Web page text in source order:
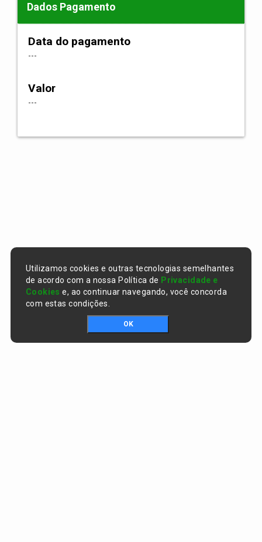
Dados Pagamento
Data do pagamento
---
Valor
---
Utilizamos cookies e outras tecnologias semelhantes
de acordo com a nossa Política de Privacidade e
Cookies e, ao continuar navegando, você concorda
com estas condições.
OK